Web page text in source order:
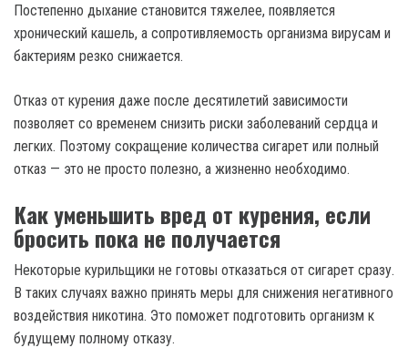
Постепенно дыхание становится тяжелее, появляется
хронический кашель, а сопротивляемость организма вирусам и
бактериям резко снижается.
Отказ от курения даже после десятилетий зависимости
позволяет со временем снизить риски заболеваний сердца и
легких. Поэтому сокращение количества сигарет или полный
отказ — это не просто полезно, а жизненно необходимо.
Как уменьшить вред от курения, если
бросить пока не получается
Некоторые курильщики не готовы отказаться от сигарет сразу.
В таких случаях важно принять меры для снижения негативного
воздействия никотина. Это поможет подготовить организм к
будущему полному отказу.